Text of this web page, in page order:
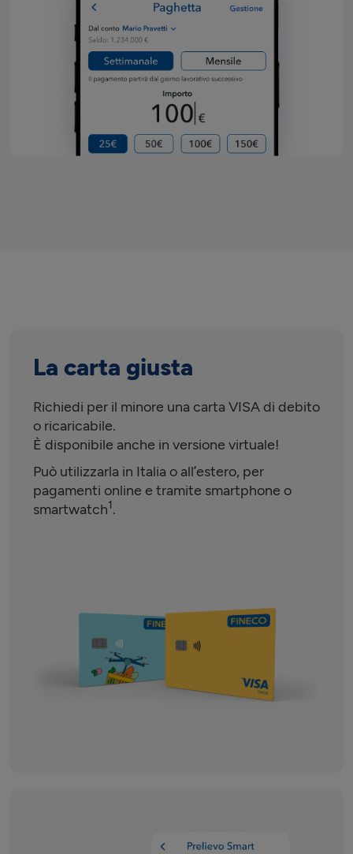
La carta giusta
Richiedi per il minore una carta VISA di debito
o ricaricabile.
È disponibile anche in versione virtuale!
Può utilizzarla in Italia o all’estero, per
pagamenti online e tramite smartphone o
smartwatch1.